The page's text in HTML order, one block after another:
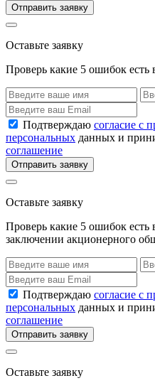
Отправить заявку
Оставьте заявку
Проверь какие 5 ошибок есть
Подтверждаю согласие с
персональных данных и
соглашение
Отправить заявку
Оставьте заявку
Проверь какие 5 ошибок
заключении акционерного
Подтверждаю согласие с
персональных данных и
соглашение
Отправить заявку
Оставьте заявку